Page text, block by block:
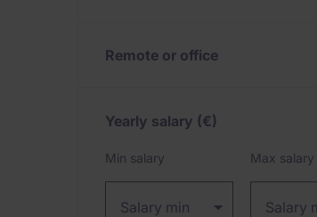
Remote or office
Yearly salary (€)
Min salary Max salary